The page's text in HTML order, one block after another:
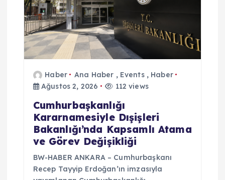
Haber Ana Haber , Events, Haber
Ağustos 2, 2026
112 views
Cumhurbaşkanlığı
Kararnamesiyle Dışişleri
Bakanlığı’nda Kapsamlı Atama
ve Görev Değişikliği
BW-HABER ANKARA – Cumhurbaşkanı
Recep Tayyip Erdoğan’ın imzasıyla